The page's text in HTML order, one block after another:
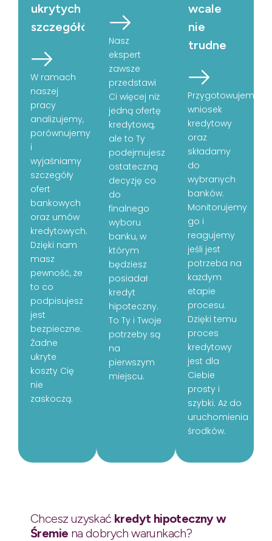
ukrytych
szczegółów
W ramach
naszej
pracy
analizujemy,
porównujemy
i
wyjaśniamy
szczegóły
ofert
bankowych
oraz umów
kredytowych.
Dzięki nam
masz
pewność, że
to co
podpisujesz
jest
bezpieczne.
Żadne
ukryte
koszty Cię
nie
zaskoczą.
Nasz
ekspert
zawsze
przedstawi
Ci więcej niż
jedną ofertę
kredytową,
ale to Ty
podejmujesz
ostateczną
decyzję co
do
finalnego
wyboru
banku, w
którym
będziesz
posiadał
kredyt
hipoteczny.
To Ty i Twoje
potrzeby są
na
pierwszym
miejscu.
wcale
nie
trudne
Przygotowujemy
wniosek
kredytowy
oraz
składamy
do
wybranych
banków.
Monitorujemy
go i
reagujemy
jeśli jest
potrzeba na
każdym
etapie
procesu.
Dzięki temu
proces
kredytowy
jest dla
Ciebie
prosty i
szybki. Aż do
uruchomienia
środków.
Chcesz uzyskać kredyt hipoteczny w
Śremie na dobrych warunkach?